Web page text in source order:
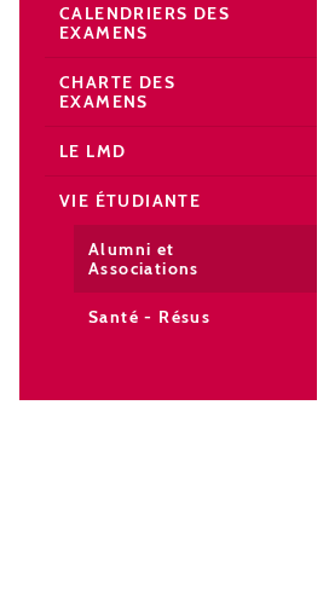
CALENDRIERS DES
EXAMENS
CHARTE DES
EXAMENS
LE LMD
VIE ÉTUDIANTE
Alumni et
Associations
Santé - Résus